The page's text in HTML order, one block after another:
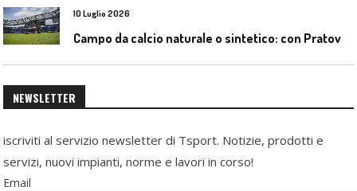
10 Luglio 2026
NEWSLETTER
iscriviti al servizio newsletter di Tsport. Notizie, prodotti e
servizi, nuovi impianti, norme e lavori in corso!
Email